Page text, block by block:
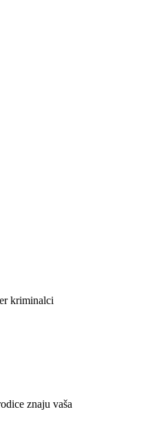
kriminalci
znaju vaša